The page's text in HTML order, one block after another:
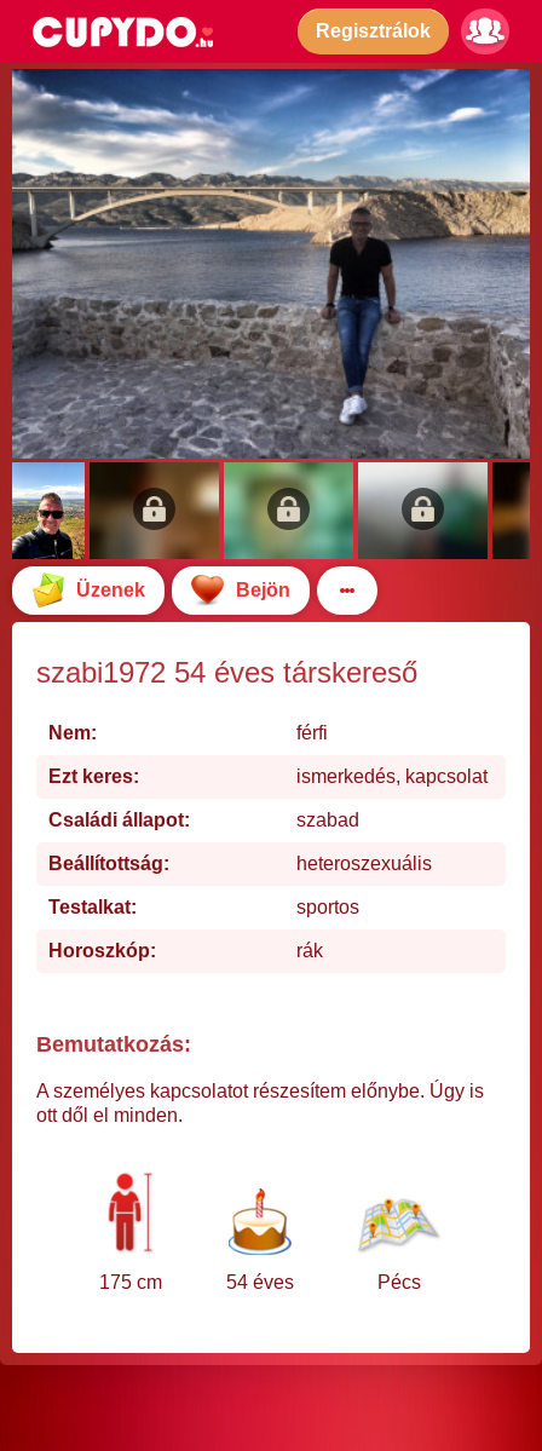
Regisztrálok
Üzenek Bejön
szabi1972 54 éves társkereső
Nem: férfi
Ezt keres: ismerkedés, kapcsolat
Családi állapot: szabad
Beállítottság: heteroszexuális
Testalkat: sportos
Horoszkóp: rák
Bemutatkozás:
A személyes kapcsolatot részesítem előnybe. Úgy is
ott dől el minden.
175 cm 54 éves Pécs